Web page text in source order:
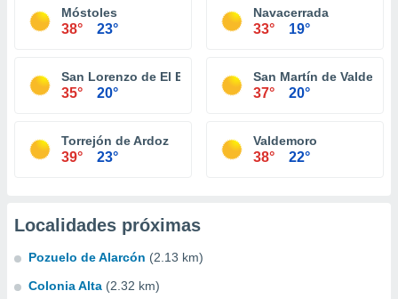
Móstoles
38° 23°
Navacerrada
33° 19°
San Lorenzo de El Escorial
35° 20°
San Martín de
37° 20°
Torrejón de Ardoz
39° 23°
Valdemoro
38° 22°
Localidades próximas
Pozuelo de Alarcón (2.13 km)
Colonia Alta (2.32 km)